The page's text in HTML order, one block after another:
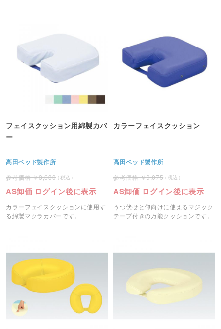
フェイスクッション用綿製カバ
ー
高田ベッド製作所
3,630
AS卸価 ログイン後に表示
カラーフェイスクッションに使用す
る綿製マクラカバーです。
カラーフェイスクッション
高田ベッド製作所
9,075
AS卸価 ログイン後に表示
うつ伏せと仰向けに使えるマジック
テープ付きの万能クッションです。